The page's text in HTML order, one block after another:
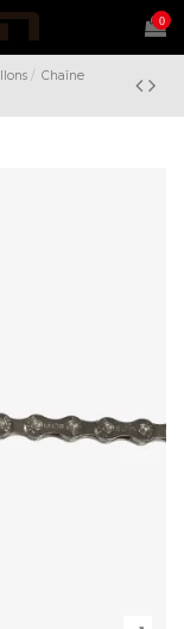
0
Chaîne